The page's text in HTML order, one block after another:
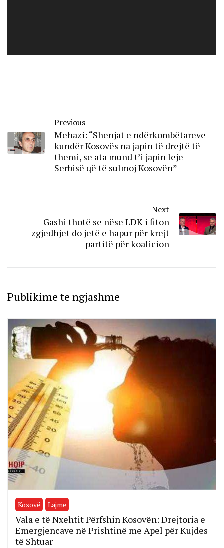
Previous
Mehazi: “Shenjat e ndërkombëtareve
kundër Kosovës na japin të drejtë të
themi, se ata mund t’i japin leje
Serbisë që të sulmoj Kosovën”
Next
Gashi thotë se nëse LDK i fiton
zgjedhjet do jetë e hapur për krejt
partitë për koalicion
Publikime te ngjashme
Kosovë Lajme
Vala e të Nxehtit Përfshin Kosovën: Drejtoria e
Emergjencave në Prishtinë me Apel për Kujdes
të Shtuar